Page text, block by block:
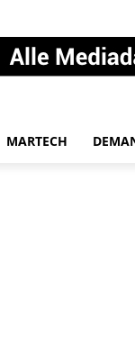
MARTECH